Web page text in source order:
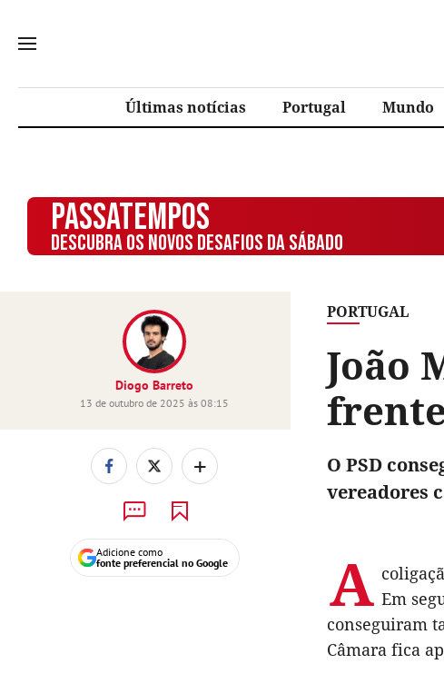
Últimas notícias Portugal Mundo
PASSATEMPOS
DESCUBRA OS NOVOS DESAFIOS DA SÁBADO
PORTUGAL
João
Diogo Barreto
13 de outubro de 2025 às 08:15
+
Adicione como
fonte preferencial no Google
O PSD
vereadores
A Em
conseguiram
Câmara fica